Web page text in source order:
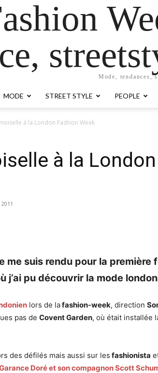
Mode, tendances,
MODE STREET STYLE PEOPLE
à la London Fashion Week
à la
me suis rendu pour la première
j’ai pu découvrir la mode
lors de lafashion-week, direction
pas de Covent Garden, où était installée
des défilés mais aussi sur les fashionista
Doré et son compagnon Scott